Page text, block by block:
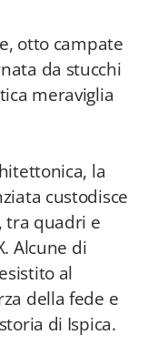
otto campate
da stucchi
meraviglia
la
custodisce
tra quadri e
Alcune di
al
della fede e
di Ispica.